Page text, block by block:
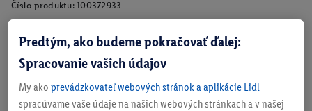
Číslo produktu: 100372933
Zistite svoju veľkosť
Predtým, ako budeme pokračovať ďalej:
Spracovanie vašich údajov
My ako prevádzkovateľ webových stránok a aplikácie Lidl
spracúvame vaše údaje na našich webových stránkach a v našej